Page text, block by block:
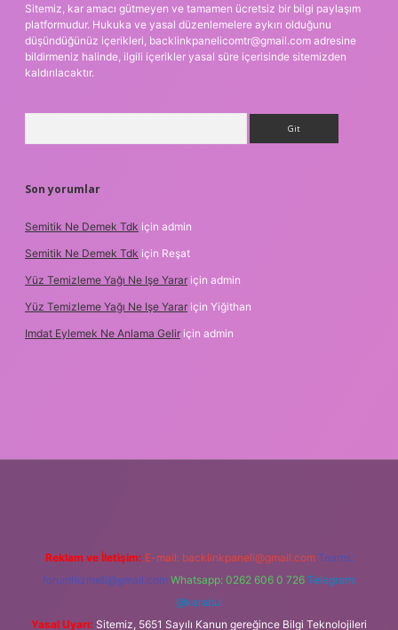
Sitemiz, kar amacı gütmeyen ve tamamen ücretsiz bir bilgi paylaşım
platformudur. Hukuka ve yasal düzenlemelere aykırı olduğunu
düşündüğünüz içerikleri, backlinkpanelicomtr@gmail.com adresine
bildirmeniz halinde, ilgili içerikler yasal süre içerisinde sitemizden
kaldırılacaktır.
Son yorumlar
Semitik Ne Demek Tdk için admin
Semitik Ne Demek Tdk için Reşat
Yüz Temizleme Yağı Ne Işe Yarar için admin
Yüz Temizleme Yağı Ne Işe Yarar için Yiğithan
Imdat Eylemek Ne Anlama Gelir için admin
Reklam ve İletişim: E-mail: backlinkpaneli@gmail.com Teams:
forumhizmeti@gmail.com Whatsapp: 0262 606 0 726 Telegram:
@karabul
Yasal Uyarı: Sitemiz, 5651 Sayılı Kanun gereğince Bilgi Teknolojileri